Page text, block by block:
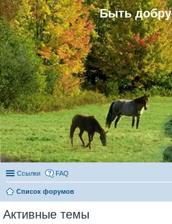
Быть добру
Ссылки FAQ
Список форумов
Активные темы